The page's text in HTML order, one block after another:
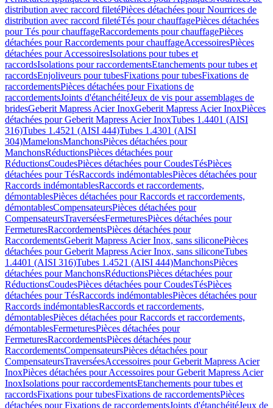
distribution avec raccord filetéPièces détachées pour Nourrices de
distribution avec raccord filetéTés pour chauffagePièces détachées
pour Tés pour chauffageRaccordements pour chauffagePièces
détachées pour Raccordements pour chauffageAccessoiresPièces
détachées pour AccessoiresIsolations pour tubes et
raccordsIsolations pour raccordementsEtanchements pour tubes et
raccordsEnjoliveurs pour tubesFixations pour tubesFixations de
raccordementsPièces détachées pour Fixations de
raccordementsJoints d'étanchéitéJeux de vis pour assemblages de
bridesGeberit Mapress Acier InoxGeberit Mapress Acier InoxPièces
détachées pour Geberit Mapress Acier InoxTubes 1.4401 (AISI
316)Tubes 1.4521 (AISI 444)Tubes 1.4301 (AISI
304)MamelonsManchonsPièces détachées pour
ManchonsRéductionsPièces détachées pour
RéductionsCoudesPièces détachées pour CoudesTésPièces
détachées pour TésRaccords indémontablesPièces détachées pour
Raccords indémontablesRaccords et raccordements,
démontablesPièces détachées pour Raccords et raccordements,
démontablesCompensateursPièces détachées pour
CompensateursTraverséesFermeturesPièces détachées pour
FermeturesRaccordementsPièces détachées pour
RaccordementsGeberit Mapress Acier Inox, sans siliconePièces
détachées pour Geberit Mapress Acier Inox, sans siliconeTubes
1.4401 (AISI 316)Tubes 1.4521 (AISI 444)ManchonsPièces
détachées pour ManchonsRéductionsPièces détachées pour
RéductionsCoudesPièces détachées pour CoudesTésPièces
détachées pour TésRaccords indémontablesPièces détachées pour
Raccords indémontablesRaccords et raccordements,
démontablesPièces détachées pour Raccords et raccordements,
démontablesFermeturesPièces détachées pour
FermeturesRaccordementsPièces détachées pour
RaccordementsCompensateursPièces détachées pour
CompensateursTraverséesAccessoires pour Geberit Mapress Acier
InoxPièces détachées pour Accessoires pour Geberit Mapress Acier
InoxIsolations pour raccordementsEtanchements pour tubes et
raccordsFixations pour tubesFixations de raccordementsPièces
détachées pour Fixations de raccordementsJoints d'étanchéitéJeux de